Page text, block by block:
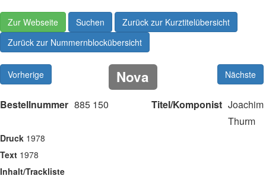
Zur Webseite Suchen
Zurück zur Kurztitelübersicht
Zurück zur Nummernblockübersicht
Vorherige Nova Nächste
Bestellnummer 885 150 Titel/Komponist Joachim
Thurm
Druck 1978
Text 1978
Inhalt/Trackliste